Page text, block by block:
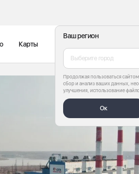
Ваш регион
Выберите город
Продолжая пользоваться
сбор и анализ ваших данных,
улучшения, использование
Ок
Карты